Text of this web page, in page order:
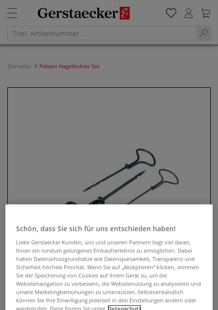
Startseite Pebaro Nagelbohrer Set
Schön, dass Sie sich für uns entschieden haben!
Liebe Gerstaecker Kunden, uns und unseren Partnern liegt viel daran,
Ihnen ein rundum gelungenes Einkaufserlebnis zu ermöglichen. Dabei
haben Datenschutzgrundsätze wie Datensparsamkeit, Transparenz und
Sicherheit höchste Priorität. Wenn Sie auf „Akzeptieren“ klicken, stimmen
Sie der Speicherung von Cookies auf Ihrem Gerät zu, um die
Websitenavigation zu verbessern, die Websitenutzung zu analysieren und
unsere Marketingbemühungen zu unterstützen. Selbstverständlich
können Sie Ihre Einwilligung jederzeit in den Einstellungen ändern oder
wiederrufen. Diese finden Sie unter Datenschutz